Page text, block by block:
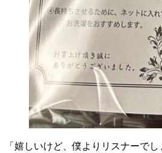
「嬉しいけど、僕よりリスナーで